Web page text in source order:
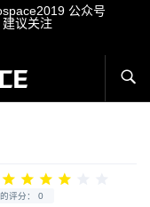
公众号
议关注